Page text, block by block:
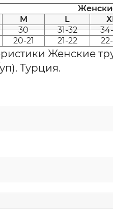
M L
30 31-32
20-21 21-22
Женские
Турция.